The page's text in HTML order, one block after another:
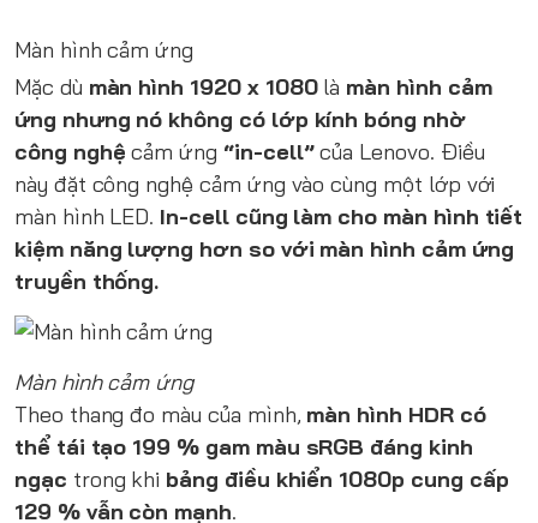
Màn hình cảm ứng
Mặc dù màn hình 1920 x 1080là màn hình cảm
ứng nhưng nó không có lớp kính bóng nhờ
công nghệ cảm ứng “in-cell”của Lenovo. Điều
này đặt công nghệ cảm ứng vào cùng một lớp với
màn hình LED. In-cell cũng làm cho màn hình tiết
kiệm năng lượng hơn so với màn hình cảm ứng
truyền thống.
Màn hình cảm ứng
Theo thang đo màu của mình, màn hình HDR có
thể tái tạo 199 % gam màu sRGB đáng kinh
ngạc trong khi bảng điều khiển 1080p cung cấp
129 % vẫn còn mạnh.